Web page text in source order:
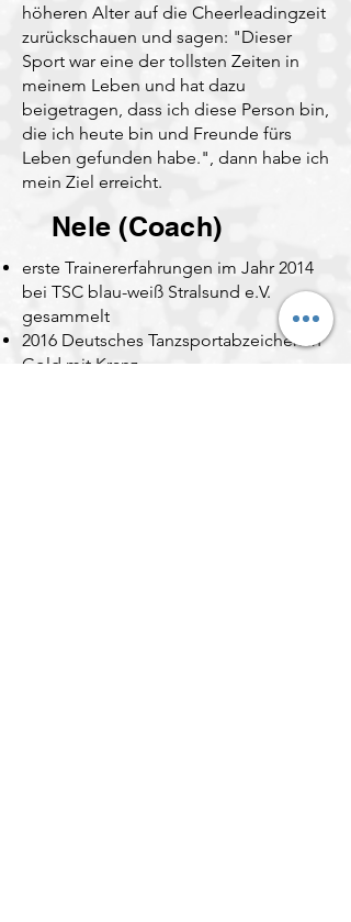
höheren Alter auf die Cheerleadingzeit
zurückschauen und sagen: "Dieser
Sport war eine der tollsten Zeiten in
meinem Leben und hat dazu
beigetragen, dass ich diese Person bin,
die ich heute bin und Freunde fürs
Leben gefunden habe.", dann habe ich
mein Ziel erreicht.
Nele (Coach)
erste Trainererfahrungen im Jahr 2014
bei TSC blau-weiß Stralsund e.V.
gesammelt
2016 Deutsches Tanzsportabzeichen in
Gold mit Kranz